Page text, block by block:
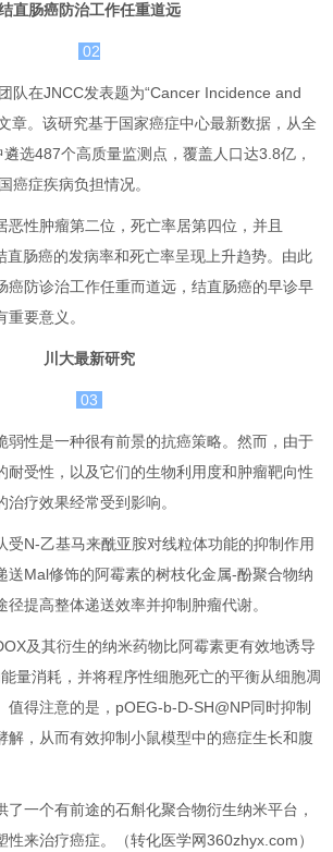
直肠癌防治工作任重道远
02
队在JNCC发表题为“Cancer Incidence and
章。该研究基于国家癌症中心最新数据，从全
选487个高质量监测点，覆盖人口达3.8亿，
癌症疾病负担情况。
恶性肿瘤第二位，死亡率居第四位，并且
直肠癌的发病率和死亡率呈现上升趋势。由此
癌防诊治工作任重而道远，结直肠癌的早诊早
要意义。
川大最新研究
03
弱性是一种很有前景的抗癌策略。然而，由于
耐受性，以及它们的生物利用度和肿瘤靶向性
疗效果经常受到影响。
受N-乙基马来酰亚胺对线粒体功能的抑制作用
送Mal修饰的阿霉素的树枝化金属-酚聚合物纳
提高整体递送效率并抑制肿瘤代谢。
及其衍生的纳米药物比阿霉素更有效地诱导
量消耗，并将程序性细胞死亡的平衡从细胞凋
值得注意的是，pOEG-b-D-SH@NP同时抑制
解，从而有效抑制小鼠模型中的癌症生长和腹
了一个有前途的石斛化聚合物衍生纳米平台，
来治疗癌症。
（转化医学网360zhyx.com）